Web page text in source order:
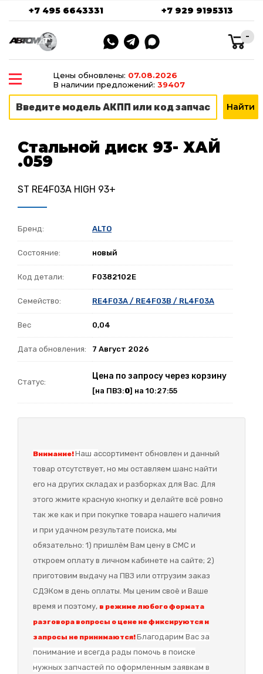
+7 495 6643331 +7 929 9195313
-
Цены обновлены: 07.08.2026
В наличии предложений: 39407
Стальной диск 93- ХАЙ
.059
ST RE4F03A HIGH 93+
Бренд: ALTO
Состояние: новый
Код детали: F0382102E
Семейство: RE4F03A / RE4F03B / RL4F03A
Вес 0,04
Дата обновления: 7 Август 2026
Статус:
Цена по запросу через корзину
[на ПВЗ:0] на 10:27:55
Внимание!Наш ассортимент обновлен и данный
товар отсутствует, но мы оставляем шанс найти
его на других складах и разборках для Вас. Для
этого жмите красную кнопку и делайте всё ровно
так же как и при покупке товара нашего наличия
и при удачном результате поиска, мы
обязательно: 1) пришлём Вам цену в СМС и
откроем оплату в личном кабинете на сайте; 2)
приготовим выдачу на ПВЗ или отгрузим заказ
СДЭКом в день оплаты. Мы ценим своё и Ваше
время и поэтому, в режиме любого формата
разговора вопросы о цене не фиксируются и
запросы не принимаются!Благодарим Вас за
понимание и всегда рады помочь в поиске
нужных запчастей по оформленным заявкам в